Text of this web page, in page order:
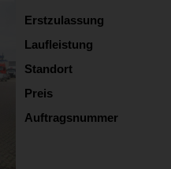
Erstzulassung
Laufleistung
Standort
Preis
Auftragsnummer